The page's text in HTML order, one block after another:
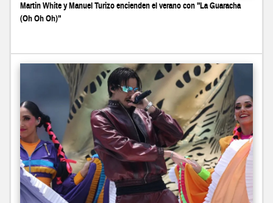
Martin White y Manuel Turizo encienden el verano con "La Guaracha
(Oh Oh Oh)"